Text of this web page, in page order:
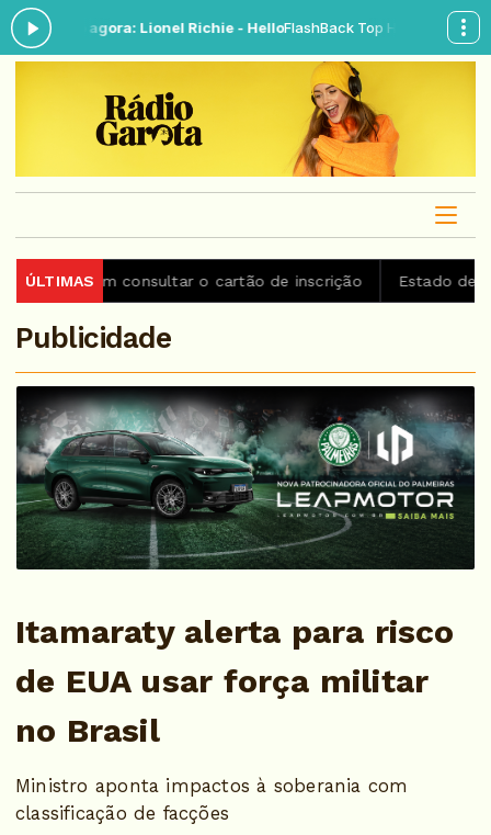
agora: Lionel Richie - HelloFlashBack Top Hits das 02:30 às
ÚLTIMASconsultar o cartão de inscrição Estado de São
Publicidade
Itamaraty alerta para risco
de EUA usar força militar
no Brasil
Ministro aponta impactos à soberania com
classificação de facções